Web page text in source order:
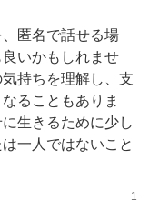
匿名で話せる場
いかもしれませ
持ちを理解し、支
ることもありま
生きるために少し
一人ではないこと
1